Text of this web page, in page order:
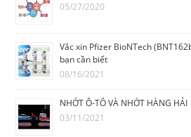
05/27/2020
Vắc xin Pfizer BioNTech
bạn cần biết
08/16/2021
NHỚT Ô-TÔ VÀ NHỚT HÀNG HẢI
03/11/2021